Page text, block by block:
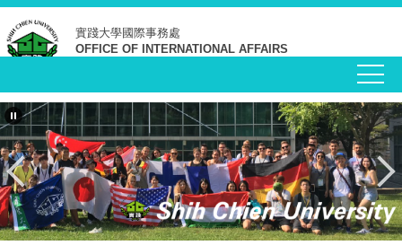
到
主
區
實踐大學國際事務處
OFFICE OF INTERNATIONAL AFFAIRS